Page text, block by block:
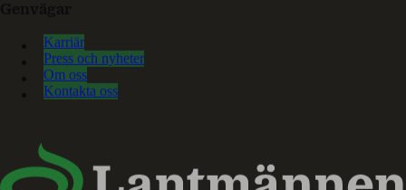
Karriär
Press och nyheter
Om oss
Kontakta oss